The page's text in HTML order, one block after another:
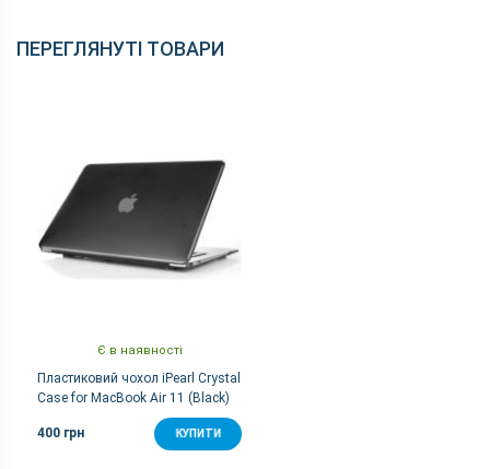
ПЕРЕГЛЯНУТІ ТОВАРИ
Є в наявності
Пластиковий чохол iPearl Crystal
Case for MacBook Air 11 (Black)
400 грн КУПИТИ